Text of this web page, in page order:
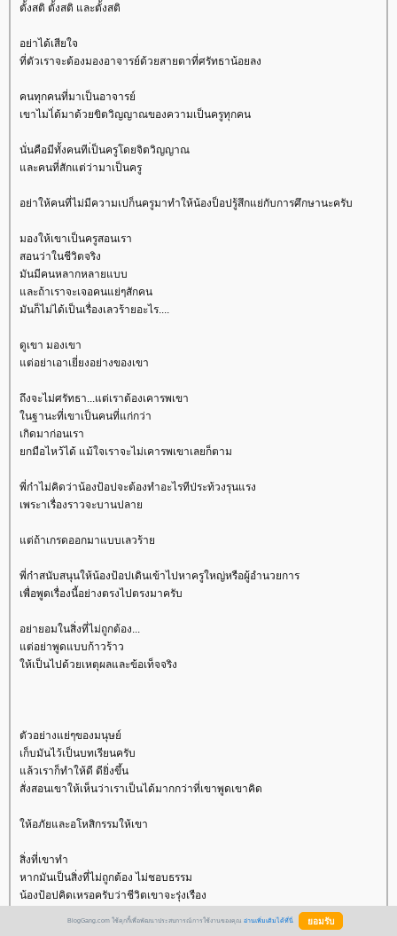
ตั้งสติ ตั้งสติ และตั้งสติ
อย่าได้เสียใจ
ที่ตัวเราจะต้องมองอาจารย์ด้วยสายตาที่ศรัทธาน้อยลง
คนทุกคนที่มาเป็นอาจารย์
เขาไมไ่ด้มาด้วยขิตวิญญาณของความเป็นครูทุกคน
นั่นคือมีทั้งคนทีเ่ป็นครูโดยจิตวิญญาณ
ละคนที่สักแต่ว่ามาเป็นครู
อย่าให้คนที่ไม่มีความเปก็นครูมาทำให้น้องป็อปรู้สึกแย่กับการศึกษานะครับ
มองให้เขาเป็นครูสอนเรา
สอนว่าในชีวิตจริง
มันมีคนหลากหลายแบบ
ละถ้าเราจะเจอคนแย่ๆสักคน
มันก็ไม่ได้เป็นเรื่องเลวร้ายอะไร....
ดูเขา มองเขา
ต่อย่าเอาเยี่ยงอย่างของเขา
ถึงจะไม่ศรัทธา...แต่เราต้องเคารพเขา
นฐานะที่เขาเป็นคนที่แก่กว่า
เกิดมาก่อนเรา
กมือไหว้ได้ แม้ใจเราจะไม่เคารพเขาเลยก็ตาม
พี่ก๋าไม่คิดว่าน้องป้อปจะต้องทำอะไรทีป่ระท้วงรุนแรง
เพระาเรื่องราวจะบานปลา
ต่ถ้าเกรดออกมาแบบเลวร้า
พี่ก๋าสนับสนุนให้น้องป้อปเดินเข้าไปหาครูใหญ่หรือผู้อำนวยการ
เพื่อพูดเรื่องนี้อย่างตรงไปตรงมาครับ
อย่ายอมในสิ่งที่ไม่ถูกต้อง...
ต่อย่าพูดแบบก้าวร้าว
ห้เป็นไปด้วยเหตุผลและข้อเท็จจริง
ตัวอย่างแย่ๆของมนุษย์
เก็บมันไว้เป็นบทเรียนครับ
ล้วเราก็ทำให้ดี ดียิ่งขึ้น
สั่งสอนเขาให้เห็นว่าเราเป็นได้มากกว่าที่เขาพูดเขาคิด
ห้อภัยและอโหสิกรรมให้เขา
สิ่งที่เขาทำ
หากมันเป็นสิ่งที่ไม่ถูกต้อง ไม่ชอบธรรม
น้องป้อปคิดเหรอครับว่าชีวิตเขาจะรุ่งเรือง
BlogGang.com ใช้คุกกี้เพื่อพัฒนาประสบการณ์การใช้งานของคุณ อ่านเพิ่มเติมได้ที่นี่